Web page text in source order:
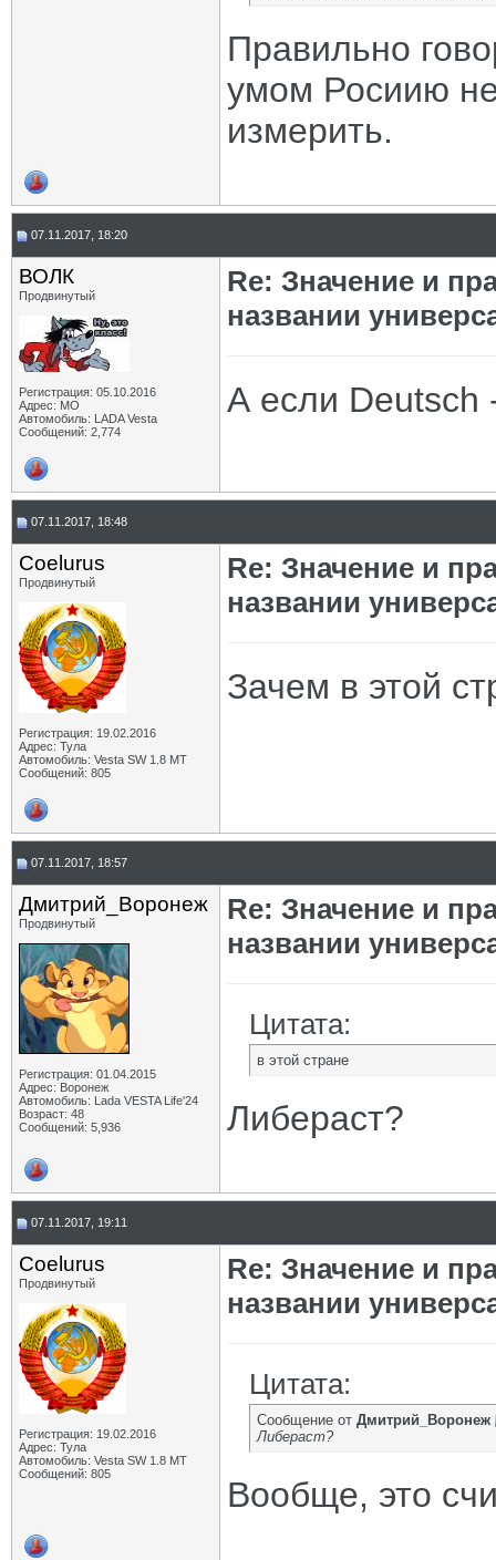
Правильно
умом Росиию
измерить.
07.11.2017, 18:20
ВОЛК
Продвинутый
Регистрация: 05.10.2016
Адрес: МО
Автомобиль: LADA Vesta
Сообщений: 2,774
Re: Значение и
названии
А если Deutsch
07.11.2017, 18:48
Coelurus
Продвинутый
Регистрация: 19.02.2016
Адрес: Тула
Автомобиль: Vesta SW 1.8 MT
Сообщений: 805
Re: Значение и
названии
Зачем в этой
07.11.2017, 18:57
Дмитрий_Воронеж
Продвинутый
Регистрация: 01.04.2015
Адрес: Воронеж
Автомобиль: Lada VESTA Life'24
Возраст: 48
Сообщений: 5,936
Re: Значение и
названии
Цитата:
в этой стране
Либераст?
07.11.2017, 19:11
Coelurus
Продвинутый
Регистрация: 19.02.2016
Адрес: Тула
Автомобиль: Vesta SW 1.8 MT
Сообщений: 805
Re: Значение и
названии
Цитата:
Сообщение от Дмитрий_Воронеж
Либераст?
Вообще, это